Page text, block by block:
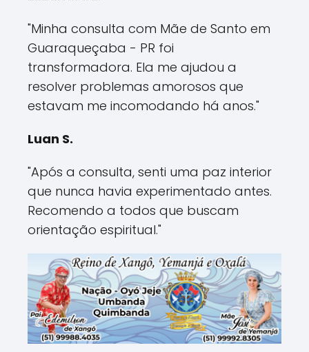
"Minha consulta com Mãe de Santo em
Guaraqueçaba - PR foi
transformadora. Ela me ajudou a
resolver problemas amorosos que
estavam me incomodando há anos."
Luan S.
"Após a consulta, senti uma paz interior
que nunca havia experimentado antes.
Recomendo a todos que buscam
orientação espiritual."